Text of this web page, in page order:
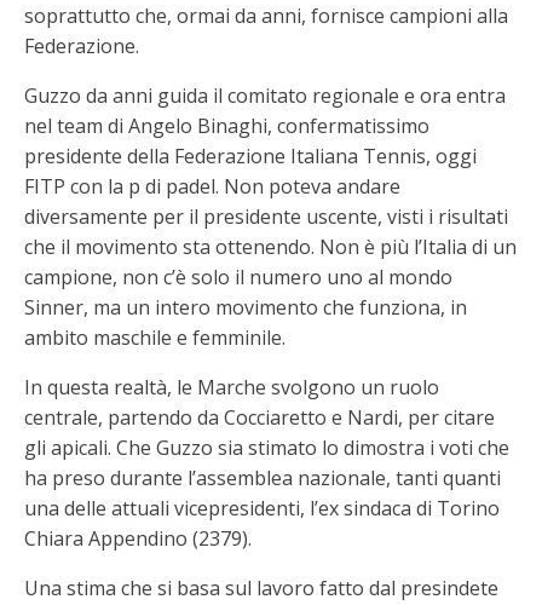
soprattutto che, ormai da anni, fornisce campioni alla
Federazione.
Guzzo da anni guida il comitato regionale e ora entra
nel team di Angelo Binaghi, confermatissimo
presidente della Federazione Italiana Tennis, oggi
FITP con la p di padel. Non poteva andare
diversamente per il presidente uscente, visti i risultati
che il movimento sta ottenendo. Non è più l’Italia di un
campione, non c’è solo il numero uno al mondo
Sinner, ma un intero movimento che funziona, in
ambito maschile e femminile.
In questa realtà, le Marche svolgono un ruolo
centrale, partendo da Cocciaretto e Nardi, per citare
gli apicali. Che Guzzo sia stimato lo dimostra i voti che
ha preso durante l’assemblea nazionale, tanti quanti
una delle attuali vicepresidenti, l’ex sindaca di Torino
Chiara Appendino (2379).
Una stima che si basa sul lavoro fatto dal presindete